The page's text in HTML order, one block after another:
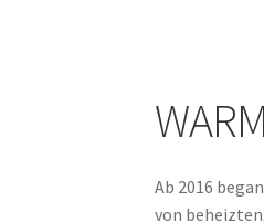
Ab 2016
von